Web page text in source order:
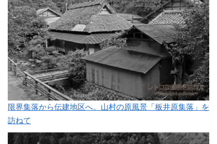
限界集落から伝建地区へ。山村の原風景「板井原集落」を
訪ねて